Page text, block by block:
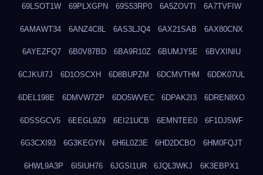
69LSOT1W 69PLXGPN 69S53RP0 6A5ZOVTI 6A7TVFIW
6AMAWT34 6ANZ4C8L 6AS3LJQ4 6AX21SAB 6AX80CNX
6AYEZFQ7 6B0V87BD 6BA9R10Z 6BUMJY5E 6BVXINIU
6CJKUI7J 6D1OSCXH 6D8BUPZM 6DCMVTHM 6DDK07UL
6DEL198E 6DMVW7ZP 6DO5WVEC 6DPAK2I3 6DREN8XO
6DSSGCV5 6EEGL9Z9 6EI21UCB 6EMNTEE0 6F1DJ5WF
6G3CXI93 6G3KEGYN 6H6L0Z3E 6HD2DCBO 6HM0FQJT
6HWL9A3P 6I5IUH76 6JGSI1UR 6JQL3WKJ 6K3EBPX1